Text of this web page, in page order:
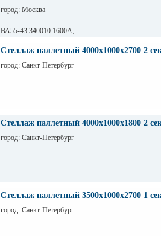
город: Москва
ВА55-43 340010 1600А;
ВА55-43 341830 1600А;
ВА55-43 341850 1600А;
ВА56-43
Стеллаж паллетный 4000х1000х2700 2
город: Санкт-Петербург
Стеллаж паллетный 4000х1000х1800 2
город: Санкт-Петербург
Стеллаж паллетный 3500х1000х2700 1
город: Санкт-Петербург